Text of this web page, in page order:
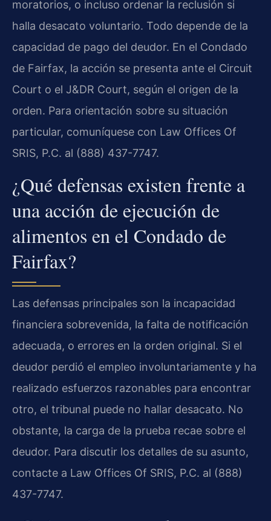
moratorios, o incluso ordenar la reclusión si
halla desacato voluntario. Todo depende de la
capacidad de pago del deudor. En el Condado
de Fairfax, la acción se presenta ante el Circuit
Court o el J&DR Court, según el origen de la
orden. Para orientación sobre su situación
particular, comuníquese con Law Offices Of
SRIS, P.C. al (888) 437-7747.
¿Qué defensas existen frente a
una acción de ejecución de
alimentos en el Condado de
Fairfax?
Las defensas principales son la incapacidad
financiera sobrevenida, la falta de notificación
adecuada, o errores en la orden original. Si el
deudor perdió el empleo involuntariamente y ha
realizado esfuerzos razonables para encontrar
otro, el tribunal puede no hallar desacato. No
obstante, la carga de la prueba recae sobre el
deudor. Para discutir los detalles de su asunto,
contacte a Law Offices Of SRIS, P.C. al (888)
437-7747.